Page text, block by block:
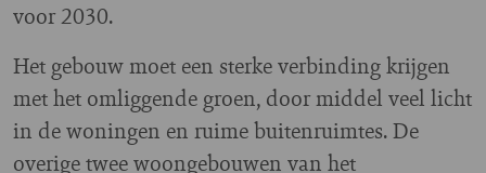
voor 2030.
Het gebouw moet een sterke verbinding krijgen
met het omliggende groen, door middel veel licht
in de woningen en ruime buitenruimtes. De
overige twee woongebouwen van het